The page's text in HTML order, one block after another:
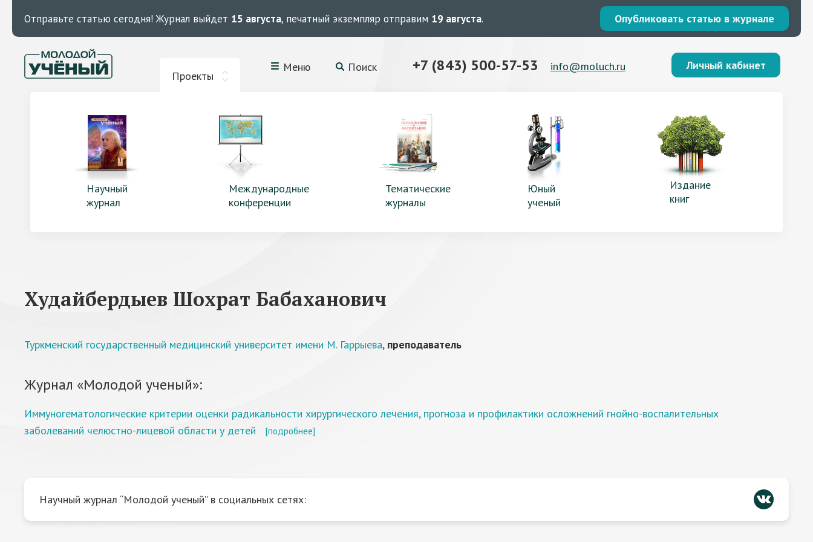
Отправьте статью сегодня! Журнал выйдет 15 августа, печатный экземпляр отправим 19 августа. Опубликовать статью в журнале
Проекты
Меню Поиск +7 (843) 500-57-53 info@moluch.ru Личный кабинет
Научный
журнал
Международные
конференции
Тематические
журналы
Юный
ученый
Издание
книг
Худайбердыев Шохрат Бабаханович
Туркменский государственный медицинский университет имени М. Гаррыева, преподаватель
Журнал «Молодой ученый»:
Иммуногематологические критерии оценки радикальности хирургического лечения, прогноза и профилактики осложнений гнойно-воспалительных
заболеваний челюстно-лицевой области у детей
[подробнее]
Научный журнал “Молодой ученый” в социальных сетях: